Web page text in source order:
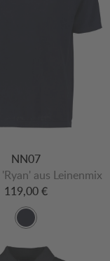
NN07
aus Leinenmix
119,00 €